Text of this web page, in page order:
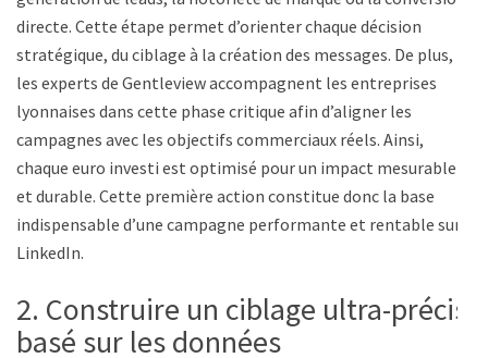
directe. Cette étape permet d’orienter chaque décision
stratégique, du ciblage à la création des messages. De plus,
les experts de Gentleview accompagnent les entreprises
lyonnaises dans cette phase critique afin d’aligner les
campagnes avec les objectifs commerciaux réels. Ainsi,
chaque euro investi est optimisé pour un impact mesurable
et durable. Cette première action constitue donc la base
indispensable d’une campagne performante et rentable sur
LinkedIn.
2. Construire un ciblage ultra-précis
basé sur les données